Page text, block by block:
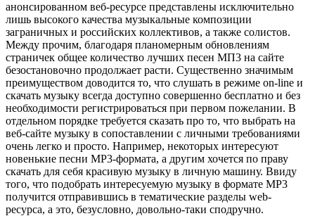
анонсированном веб-ресурсе представлены исключительно
лишь высокого качества музыкальные композиции
заграничных и российских коллективов, а также солистов.
Между прочим, благодаря планомерным обновлениям
страничек общее количество лучших песен МП3 на сайте
безостановочно продолжает расти. Существенно значимым
преимуществом доводится то, что слушать в режиме on-line и
скачать музыку всегда доступно совершенно бесплатно и без
необходимости регистрироваться при первом пожелании. В
отдельном порядке требуется сказать про то, что выбрать на
веб-сайте музыку в сопоставлении с личными требованиями
очень легко и просто. Например, некоторых интересуют
новенькие песни MP3-формата, а другим хочется по праву
скачать для себя красивую музыку в личную машину. Ввиду
того, что подобрать интересуемую музыку в формате MP3
получится отправившись в тематические разделы web-
ресурса, а это, безусловно, довольно-таки сподручно.